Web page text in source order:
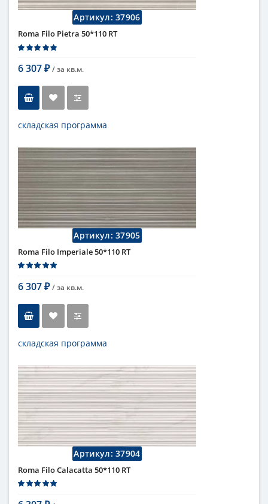
Поверхность
матовая
Fap Ceramiche
Артикул:37906
Roma Filo Pietra 50*110 RT
6 307 ₽ / за кв.м.
складская программа
Длина
110 см
Высота
50 см
Цвет
бежевый,светлый
Страна
Италия
Поверхность
матовая
Коллекция
Fap Ceramiche
Артикул:37905
Roma Filo Imperiale 50*110 RT
6 307 ₽ / за кв.м.
складская программа
Длина
110 см
Высота
50 см
Цвет
темный,коричневый
Страна
Италия
Поверхность
матовая
Коллекция
Fap Ceramiche
Артикул:37904
Roma Filo Calacatta 50*110 RT